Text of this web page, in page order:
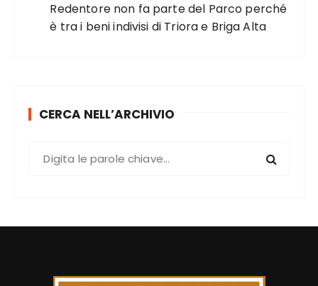
Redentore non fa parte del Parco perché
è tra i beni indivisi di Triora e Briga Alta
CERCA NELL’ARCHIVIO